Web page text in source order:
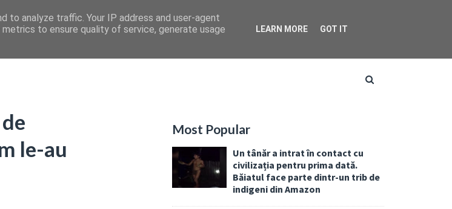
le-au
Most Popular
Un tânăr a intrat în contact cu
civilizația pentru prima dată.
Băiatul face parte dintr-un trib de
indigeni din Amazon
to analyze traffic. Your IP address and user-agent
to ensure quality of service, generate usage
LEARN MORE GOT IT